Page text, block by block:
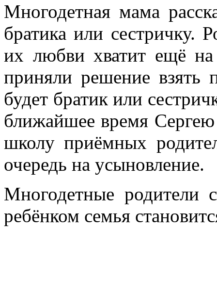
Многодетная мама
братика или сестричку.
их любви хватит ещё
приняли решение взять
будет братик или
ближайшее время
школу приёмных
очередь на усыновление.
Многодетные
ребёнком семья